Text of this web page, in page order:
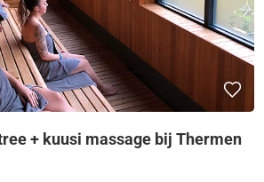
+ kuusi massage bij Thermen